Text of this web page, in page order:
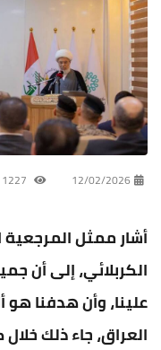
12/02/2026
أشار ممثل المرجعية
الكربلائي، إلى أن
علينا، وأن هدفنا
العراق، جاء ذلك